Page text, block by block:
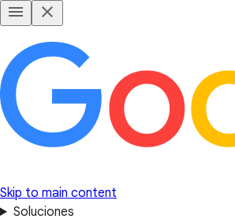
Skip to main content
Soluciones